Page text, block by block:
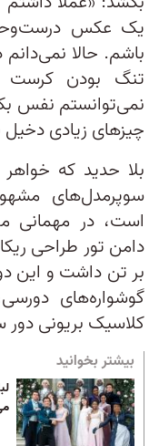
یک عکس
باشم. حالا
تنگ بودن کرست
نمی‌توانستم نفس
چیزهای زیادی دخیل
بلا حدید که
سوپرمدل‌های
است، در مهمانی
دامن تور طراحی
بر تن داشت و این
گوشواره‌های
کلاسیک بریونی
بیشتر بخوانید